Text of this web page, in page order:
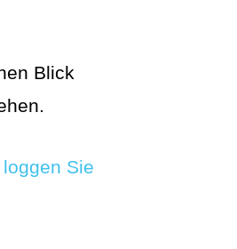
Blick
loggen Sie